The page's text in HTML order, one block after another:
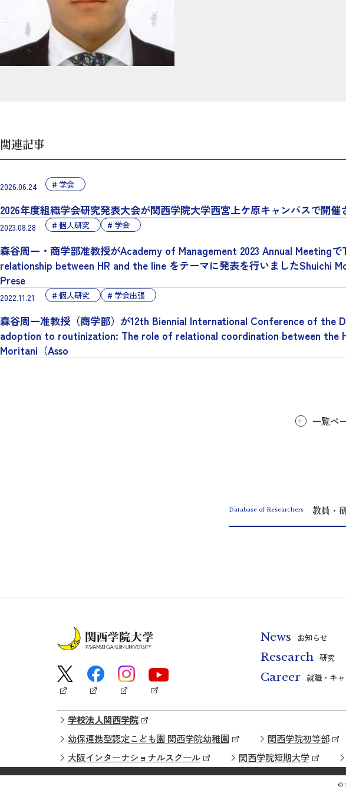
関連記事
2026.06.24 学会
2026年度組織学会研究発表大会が関西学院大学西宮上ケ原キャンパスで開催
2023.08.28 個人研究 学会
森谷周一・商学部准教授がAcademy of Management 2023 Annual Meeting
relationship between HR and the line をテーマに発表を行いましたShuichi
Prese
2022.11.21 個人研究 学会出張
森谷周一准教授（商学部）が12th Biennial International Conference of
adoption to routinization: The role of relational coordination between the
Moritani（Asso
一覧ペ
Database of Researchers 教員・
News お知らせ
Research 研究
Career 就職・キ
学校法人関西学院
幼保連携型認定こども園 関西学院幼稚園
関西学院初等部
大阪インターナショナルスクール
関西学院短期大学
©